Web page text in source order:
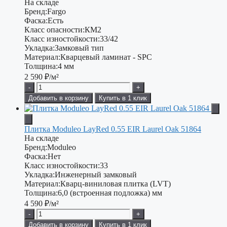
На складе
Бренд:Fargo
Фаска:Есть
Класс опасности:КМ2
Класс изностойкости:33/42
Укладка:Замковый тип
Материал:Кварцевый ламинат - SPC
Толщина:4 мм
2 590 ₽/м²
-
+
Добавить в корзину
Купить в 1 клик
Плитка Moduleo LayRed 0.55 EIR Laurel Oak 51864
На складе
Бренд:Moduleo
Фаска:Нет
Класс изностойкости:33
Укладка:Инженерный замковый
Материал:Кварц-виниловая плитка (LVT)
Толщина:6,0 (встроенная подложка) мм
4 590 ₽/м²
-
+
Добавить в корзину
Купить в 1 клик